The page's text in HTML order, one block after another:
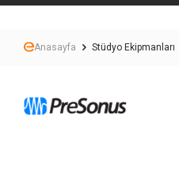
Anasayfa Stüdyo Ekipmanları